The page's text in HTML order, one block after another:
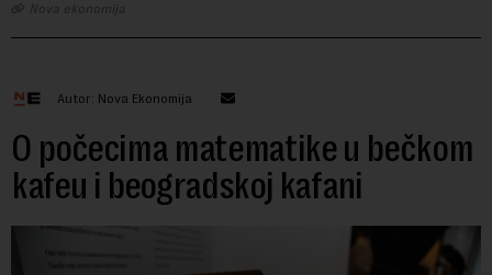
Nova ekonomija
Autor: Nova Ekonomija
O počecima matematike u bečkom
kafeu i beogradskoj kafani